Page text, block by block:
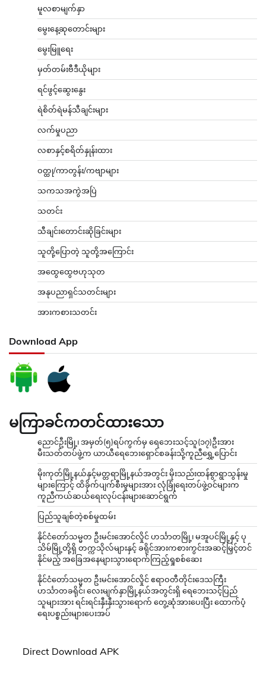
မူလစာမျက်နှာ
မွေးနေ့ဆုတောင်းများ
မွေးမြူရေး
မှတ်တမ်းဗီဒီယိုများ
ရင်ဖွင့်ဆွေးနွေး
ရဲစိတ်ရဲမန်သီချင်းများ
လက်မှုပညာ
လစာနှင့်စရိတ်နှုန်းထား
ဝတ္ထု/ကာတွန်း/ကဗျာများ
သကသအကွဲအပြဲ
သတင်း
သီချင်းတောင်းဆိုခြင်းများ
သူတို့ပြောတဲ့ သူတို့အကြောင်း
အထွေထွေဗဟုသုတ
အနုပညာရှင်သတင်းများ
အားကစားသတင်း
Download App
မကြာခင်ကတင်ထားသော
ညောင်ဦးမြို့၊ အမှတ်(၅)ရပ်ကွက်မှ ရေဘေးသင့်သူ(၁၇)ဦးအား
မီးသတ်တပ်ဖွဲ့က ယာယီရေဘေးရှောင်စခန်းသို့ကူညီရွှေ့ပြောင်း
မိုးကုတ်မြို့နယ်နှင့်မတ္တရာမြို့နယ်အတွင်း မိုးသည်းထန်စွာရွာသွန်းမှု
များကြောင့် ထိခိုက်ပျက်စီးမှုများအား လုံခြုံရေးတပ်ဖွဲ့ဝင်များက
ကူညီကယ်ဆယ်ရေးလုပ်ငန်းများဆောင်ရွက်
ပြည်သူချစ်တဲ့စစ်မှုထမ်း
နိုင်ငံတော်သမ္မတ ဦးမင်းအောင်လှိုင် ဟင်္သာတမြို့၊ မအူပင်မြို့နှင့် ပု
သိမ်မြို့တို့ရှိ တက္ကသိုလ်များနှင့် ခရိုင်အားကစားကွင်းအဆင့်မြှင့်တင်
နိုင်မည့် အခြေအနေများသွားရောက်ကြည့်ရှုစစ်ဆေး
နိုင်ငံတော်သမ္မတ ဦးမင်းအောင်လှိုင် ဧရာဝတီတိုင်းဒေသကြီး
ဟင်္သာတခရိုင်၊ လေးမျက်နှာမြို့နယ်အတွင်းရှိ ရေဘေးသင့်ပြည်
သူများအား ရင်းရင်းနှီးနှီးသွားရောက် တွေ့ဆုံအားပေးပြီး ထောက်ပံ့
ရေးပစ္စည်းများပေးအပ်
Direct Download APK